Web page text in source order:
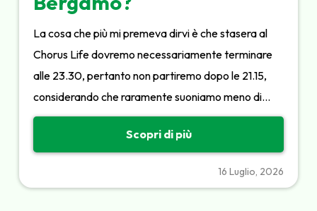
La cosa che più mi premeva dirvi è che stasera al
Chorus Life dovremo necessariamente terminare
alle 23.30, pertanto non partiremo dopo le 21.15,
considerando che raramente suoniamo meno di…
Scopri di più
16 Luglio, 2026